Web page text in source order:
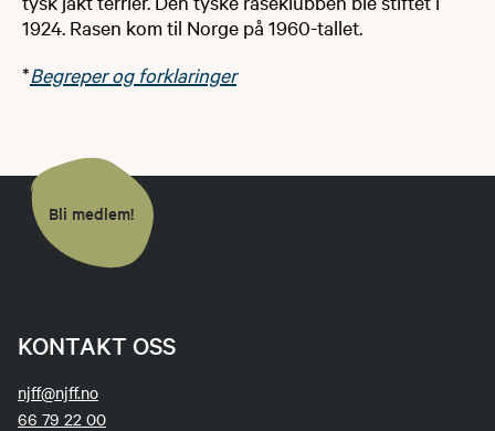
1924. Rasen kom til Norge på 1960-tallet.
*Begreper og forklaringer
Bli medlem!
KONTAKT OSS
njff@njff.no
66 79 22 00